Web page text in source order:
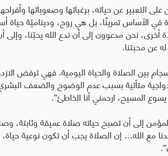
التعبير عن حياته، برغباتها وصعوباتها
في الأساس تمرينًا، بل هي روح، وديناميّة
نحن مدعوون إلى أن ندع الله يحبّنا، وإلى
عن محبتنا.
بين الصلاة والحياة اليومية. فهي ترفض
متأتية بسبب عدم الوضوح والضعف
يسوع المسيح، ارحمني أنا الخاطئ”.
المؤمن إلى أن تصبح حياته صلاة عميقة وثابتة،
مع الله… إن الصلاة يجب أن تكون نوعية
”.